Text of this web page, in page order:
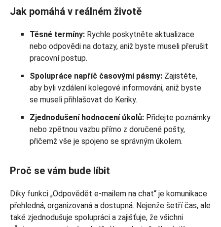
Jak pomáhá v reálném životě
Těsné termíny: Rychle poskytněte aktualizace
nebo odpovědi na dotazy, aniž byste museli přerušit
pracovní postup.
Spolupráce napříč časovými pásmy: Zajistěte,
aby byli vzdálení kolegové informováni, aniž byste
se museli přihlašovat do Keriky.
Zjednodušení hodnocení úkolů: Přidejte poznámky
nebo zpětnou vazbu přímo z doručené pošty,
přičemž vše je spojeno se správným úkolem.
Proč se vám bude líbit
Díky funkci „Odpovědět e-mailem na chat“ je komunikace
přehledná, organizovaná a dostupná. Nejenže šetří čas, ale
také zjednodušuje spolupráci a zajišťuje, že všichni